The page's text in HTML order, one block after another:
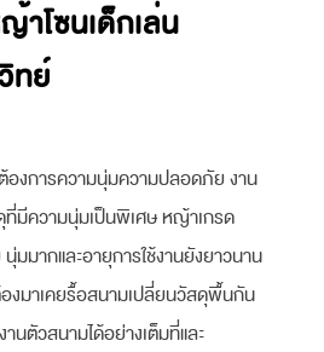
โซนเด็กเล่น
ทย์
องการความนุ่มความปลอดภัย งาน
มีความนุ่มเป็นพิเศษ หญ้าเกรด
มมากและอายุการใช้งานยังยาวนาน
งมาเคยรื้อสนามเปลี่ยนวัสดุพื้นกัน
นตัวสนามได้อย่างเต็มที่และ